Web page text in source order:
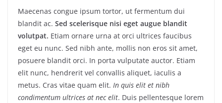
Maecenas congue ipsum tortor, ut fermentum dui
blandit ac. Sed scelerisque nisi eget augue blandit
volutpat. Etiam ornare urna at orci ultrices faucibus
eget eu nunc. Sed nibh ante, mollis non eros sit amet,
posuere blandit orci. In porta vulputate auctor. Etiam
elit nunc, hendrerit vel convallis aliquet, iaculis a
metus. Cras vitae quam elit. In quis elit et nibh
condimentum ultrices at nec elit. Duis pellentesque lorem